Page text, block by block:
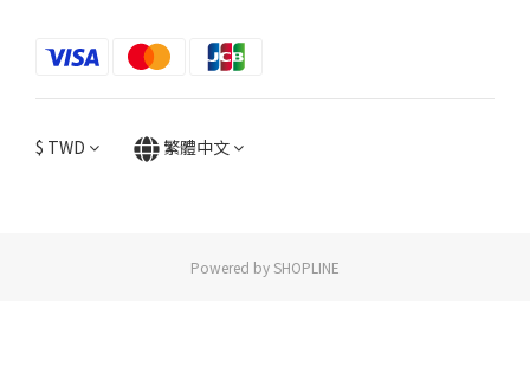
$ TWD 繁體中文
Powered by SHOPLINE